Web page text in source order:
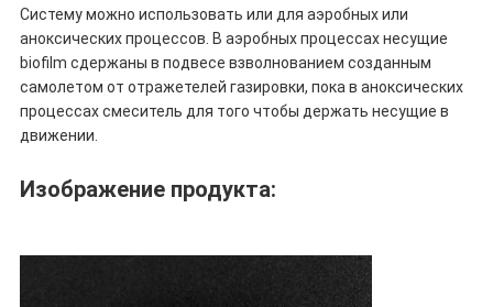
Систему можно использовать или для аэробных или
аноксических процессов. В аэробных процессах несущие
biofilm сдержаны в подвесе взволнованием созданным
самолетом от отражетелей газировки, пока в аноксических
процессах смеситель для того чтобы держать несущие в
движении.
Изображение продукта: